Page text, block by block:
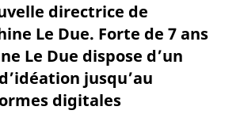
directrice de
Le Due. Forte de 7 ans
Le Due dispose d’un
jusqu’au
digitales